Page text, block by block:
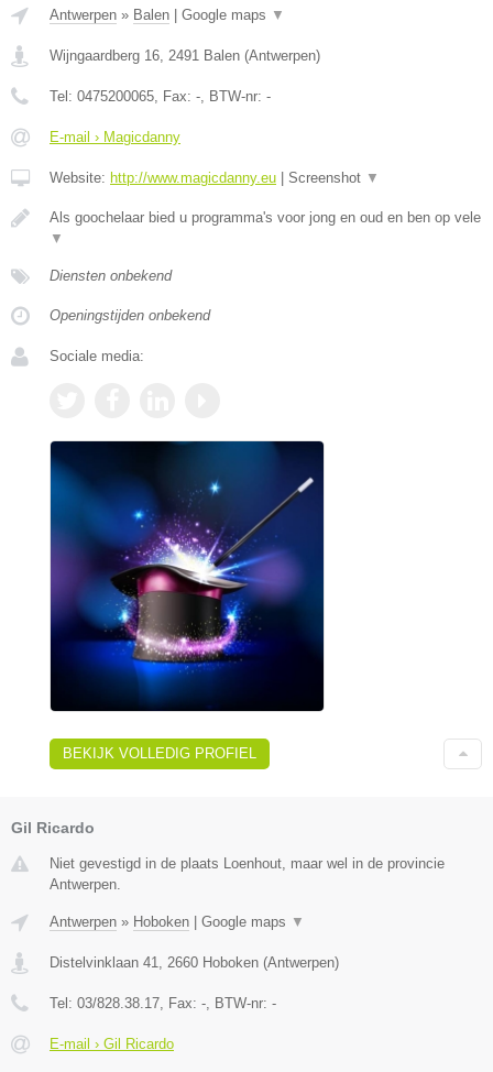
Antwerpen » Balen Google maps ▼
Wijngaardberg 16 2491 Balen (Antwerpen)
Tel: 0475200065 , Fax: - , BTW-nr: -
E-mail › Magicdanny
Website: http://www.magicdanny.eu Screenshot ▼
Als goochelaar bied u programma's voor jong en oud en ben op vele
▼
Diensten onbekend
Openingstijden onbekend
Sociale media:
BEKIJK VOLLEDIG PROFIEL
Gil Ricardo
Niet gevestigd in de plaats Loenhout, maar wel in de provincie
Antwerpen.
Antwerpen » Hoboken Google maps ▼
Distelvinklaan 41 2660 Hoboken (Antwerpen)
Tel: 03/828.38.17 , Fax: - , BTW-nr: -
E-mail › Gil Ricardo